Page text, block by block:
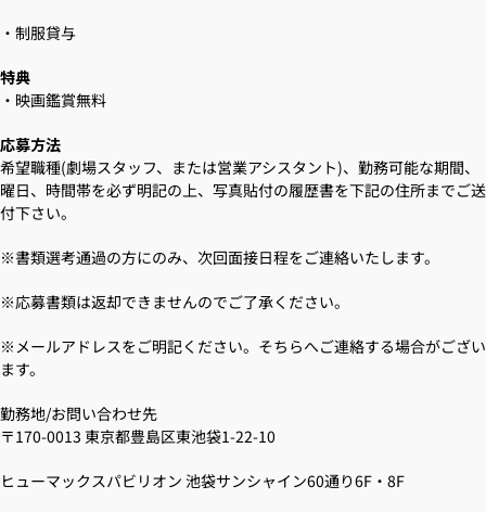
・制服貸与
特典
・映画鑑賞無料
応募方法
希望職種(劇場スタッフ、または営業アシスタント)、勤務可能な期間、
曜日、時間帯を必ず明記の上、写真貼付の履歴書を下記の住所までご送
付下さい。
※書類選考通過の方にのみ、次回面接日程をご連絡いたします。
※応募書類は返却できませんのでご了承ください。
※メールアドレスをご明記ください。そちらへご連絡する場合がござい
ます。
勤務地/お問い合わせ先
〒170-0013 東京都豊島区東池袋1-22-10
ヒューマックスパビリオン 池袋サンシャイン60通り6F・8F